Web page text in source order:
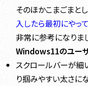
そのほかこまごまと
入したら最初にやっ
非常に参考になりま
Windows11のユー
スクロールバーが細
り掴みやすい太さに